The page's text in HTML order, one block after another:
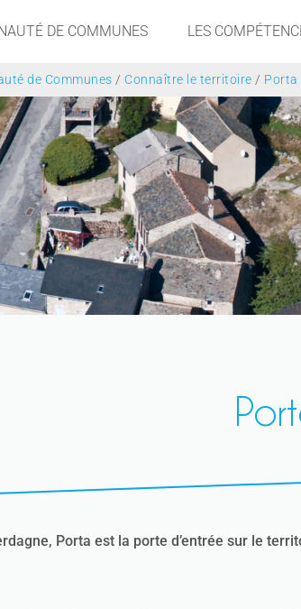
DE COMMUNES LES
de Communes / Connaître le territoire / Porta
Porta est la porte d’entrée sur le